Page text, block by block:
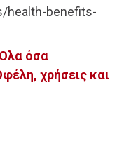
health-benefits-
όσα
χρήσεις και